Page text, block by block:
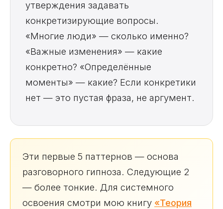
утверждения задавать
конкретизирующие вопросы.
«Многие люди» — сколько именно?
«Важные изменения» — какие
конкретно? «Определённые
моменты» — какие? Если конкретики
нет — это пустая фраза, не аргумент.
Эти первые 5 паттернов — основа
разговорного гипноза. Следующие 2
— более тонкие. Для системного
освоения смотри мою книгу «Теория